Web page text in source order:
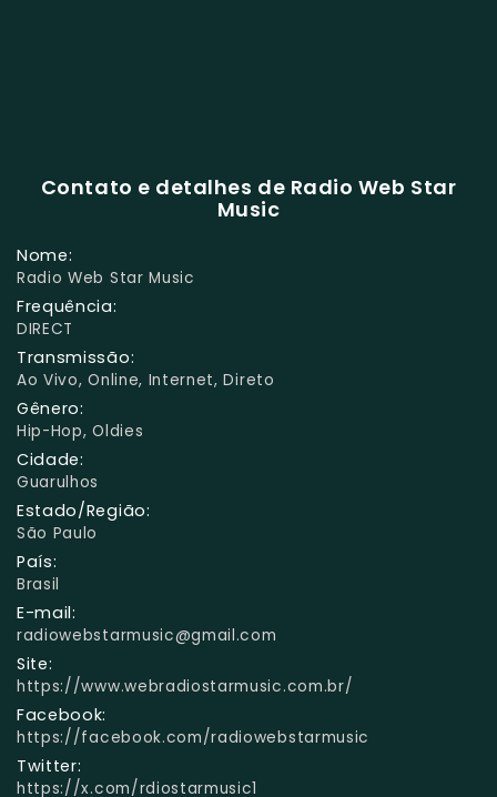
Contato e detalhes de Radio Web Star
Music
Nome:
Radio Web Star Music
Frequência:
DIRECT
Transmissão:
Ao Vivo, Online, Internet, Direto
Gênero:
Hip-Hop, Oldies
Cidade:
Guarulhos
Estado/Região:
São Paulo
País:
Brasil
E-mail:
radiowebstarmusic@gmail.com
Site:
https://www.webradiostarmusic.com.br/
Facebook:
https://facebook.com/radiowebstarmusic
Twitter:
https://x.com/rdiostarmusic1